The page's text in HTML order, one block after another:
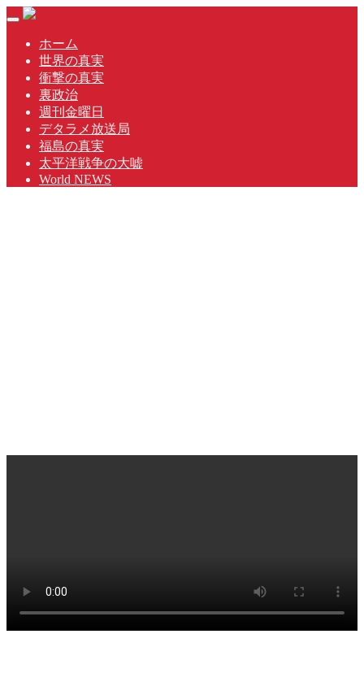
Skip
content
Toggle
navigationホーム
世界の真実
衝撃の真実
裏政治
週刊金曜日
デタラメ放送局
福島の真実
太平洋戦争の大嘘
World NEWS